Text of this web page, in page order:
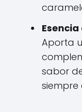
Aporta
sabor
siempre